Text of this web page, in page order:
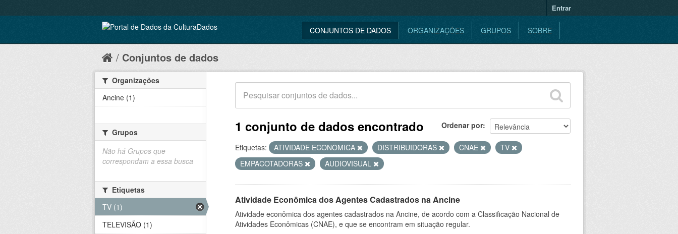
Entrar
CONJUNTOS DE DADOS ORGANIZAÇÕES GRUPOS SOBRE
Conjuntos de dados
Ordenar por
1 conjunto de dados encontrado
Etiquetas: ATIVIDADE ECONÔMICA DISTRIBUIDORAS CNAE
TV
EMPACOTADORAS
AUDIOVISUAL
Atividade Econômica dos Agentes Cadastrados na Ancine
Atividade econômica dos agentes cadastrados na Ancine, de acordo com a Classificação Nacional de
Atividades Econômicas (CNAE), e que se encontram em situação regular.
Organizações
Ancine (1)
Grupos
Não há Grupos que
correspondam a essa busca
Etiquetas
TV (1)
TELEVISÃO (1)